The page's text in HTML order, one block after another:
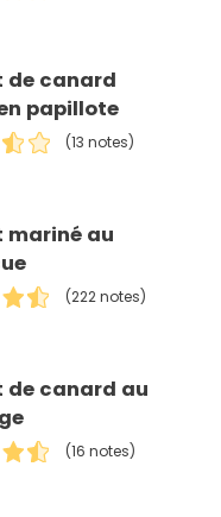
de canard
papillote
(13 notes)
mariné au
(222 notes)
de canard au
(16 notes)